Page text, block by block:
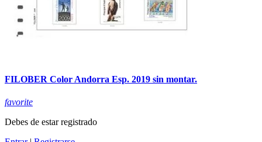
FILOBER Color Andorra Esp. 2019 sin montar.
favorite
Debes de estar registrado